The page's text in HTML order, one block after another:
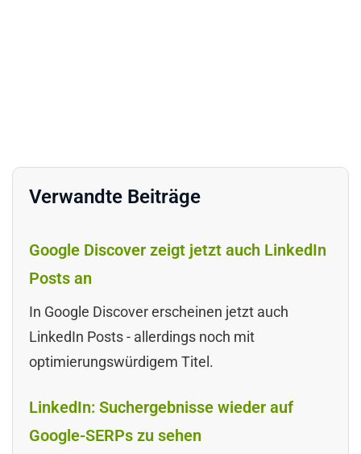
Verwandte Beiträge
Google Discover zeigt jetzt auch LinkedIn
Posts an
In Google Discover erscheinen jetzt auch
LinkedIn Posts - allerdings noch mit
optimierungswürdigem Titel.
LinkedIn: Suchergebnisse wieder auf
Google-SERPs zu sehen